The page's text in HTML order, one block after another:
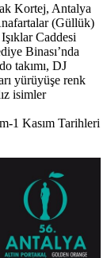
Kortej, Antalya
(Güllük)
Caddesi
Binası’nda
takımı, DJ
yürüyüşe renk
isimler
1 Kasım Tarihleri